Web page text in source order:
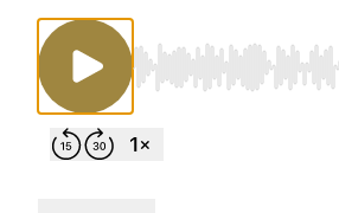
Use Left/Right to